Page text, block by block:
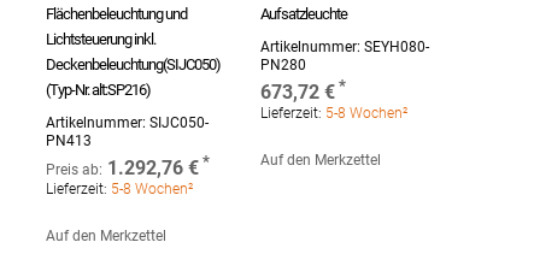
Flächenbeleuchtung und
Lichtsteuerung inkl.
Deckenbeleuchtung(SIJC050)
(Typ-Nr. alt:SP216)
Artikelnummer: SIJC050-
PN413
Preis ab: 1.292,76 €
Lieferzeit: 5-8 Wochen²
Auf den Merkzettel
Aufsatzleuchte
Artikelnummer:SEYH080-
PN280
673,72 €
Lieferzeit: 5-8 Wochen²
Auf den Merkzettel